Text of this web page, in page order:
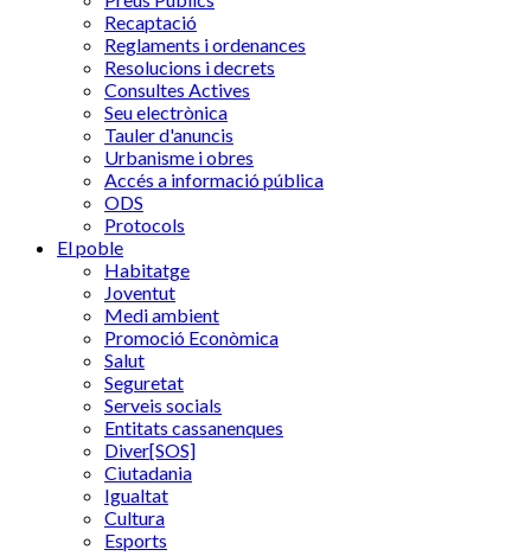
Recaptació
Reglaments i ordenances
Resolucions i decrets
Consultes Actives
Seu electrònica
Tauler d'anuncis
Urbanisme i obres
Accés a informació pública
ODS
Protocols
El poble
Habitatge
Joventut
Medi ambient
Promoció Econòmica
Salut
Seguretat
Serveis socials
Entitats cassanenques
Diver[SOS]
Ciutadania
Igualtat
Cultura
Esports